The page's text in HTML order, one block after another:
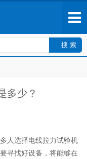
多少？
人选择电线拉力试验机
寻找好设备，将能够在